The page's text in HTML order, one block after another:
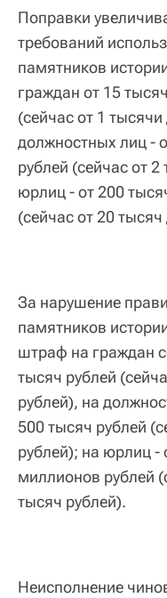
Поправки
требований
памятников
граждан от 15
(сейчас от 1
должностных лиц -
рублей (сейчас от
юрлиц - от 200
(сейчас от 20
За нарушение
памятников
штраф на граждан
тысяч рублей
рублей), на
500 тысяч рублей
рублей); на юрлиц -
миллионов рублей
тысяч рублей).
Неисполнение